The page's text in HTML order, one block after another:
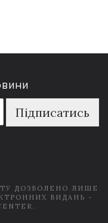
Підписатись
ДОЗВОЛЕНО ЛИШЕ
ВИДАНЬ -